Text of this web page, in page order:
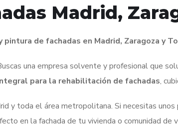
Madrid,
de fachadas en Madrid, Zaragoza y
una empresa solvente y profesional que
para la rehabilitación de fachadas,
y toda el área metropolitana. Si necesitas
en la fachada de tu vivienda o comunidad de